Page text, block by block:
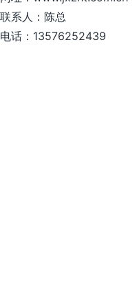
联系人：陈总
电话：13576252439